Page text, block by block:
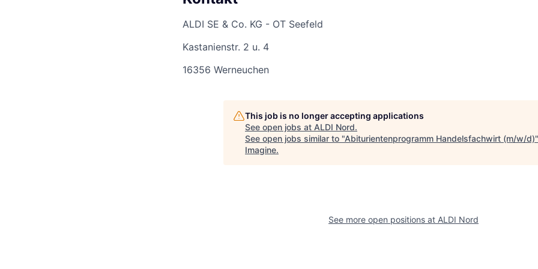
ALDI SE & Co. KG - OT Seefeld
Kastanienstr. 2 u. 4
16356 Werneuchen
This job is no longer accepting applications
See open jobs at ALDI Nord.
See open jobs similar to "Abiturientenprogramm Handelsfachwirt (m/w/d)"
Imagine.
See more open positions at ALDI Nord